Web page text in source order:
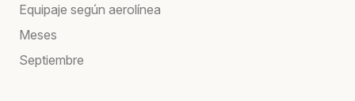
Equipaje según aerolínea
Meses
Septiembre